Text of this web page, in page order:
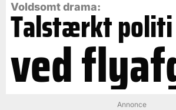
Voldsomt drama:
Talstærkt
ved
Annonce